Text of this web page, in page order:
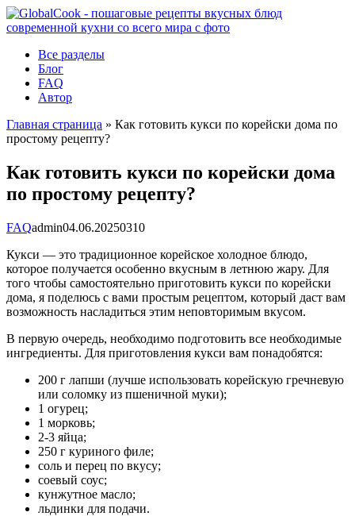
Перейти
к
Все разделы
Блог
FAQ
Автор
Главная страница » Как готовить кукси по корейски дома по
простому рецепту?
Как готовить кукси по корейски дома
по простому рецепту?
FAQadmin04.06.20250310
Кукси — это традиционное корейское холодное блюдо,
которое получается особенно вкусным в летнюю жару. Для
того чтобы самостоятельно приготовить кукси по корейски
дома, я поделюсь с вами простым рецептом, который даст вам
возможность насладиться этим неповторимым вкусом.
В первую очередь, необходимо подготовить все необходимые
ингредиенты. Для приготовления кукси вам понадобятся:
200 г лапши (лучше использовать корейскую гречневую
или соломку из пшеничной муки);
1 огурец;
1 морковь;
2-3 яйца;
250 г куриного филе;
соль и перец по вкусу;
соевый соус;
кунжутное масло;
льдинки для подачи.